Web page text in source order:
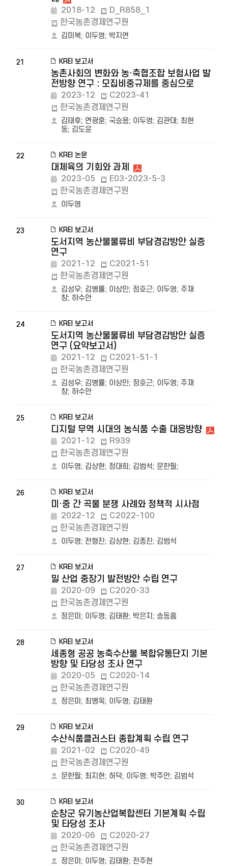
2018-12
D_R858_1
한국농촌경제연구원
김미복; 이두영; 박지연
21 KREI 보고서
농촌사회의 변화와 농·축협조합 보험사업 발
전방향 연구 : 모집비중규제를 중심으로
2023-12
C2023-41
한국농촌경제연구원
김태후; 연광훈; 국승용; 이두영; 김관대; 최현
동; 김도윤
22 KREI 논문
대체육의 기회와 과제
2023-05
E03-2023-5-3
한국농촌경제연구원
이두영
23 KREI 보고서
도서지역 농산물물류비 부담경감방안 실증
연구
2021-12
C2021-51
한국농촌경제연구원
김성우; 김병률; 이상민; 정호근; 이두영; 주재
창; 하수안
24 KREI 보고서
도서지역 농산물물류비 부담경감방안 실증
연구 (요약보고서)
2021-12
C2021-51-1
한국농촌경제연구원
김성우; 김병률; 이상민; 정호근; 이두영; 주재
창; 하수안
25 KREI 보고서
디지털 무역 시대의 농식품 수출 대응방향
2021-12
R939
한국농촌경제연구원
이두영; 김상현; 정대희 ; 김범석; 문한필;
26 KREI 보고서
미·중 간 곡물 분쟁 사례와 정책적 시사점
2022-12
C2022-100
한국농촌경제연구원
이두영; 전형진; 김상현; 김종진; 김범석
27 KREI 보고서
밀 산업 중장기 발전방안 수립 연구
2020-09
C2020-33
한국농촌경제연구원
정은미 ; 이두영; 김태환; 박은지 ; 송동흠
28 KREI 보고서
세종형 공공 농축수산물 복합유통단지 기본
방향 및 타당성 조사 연구
2020-05
C2020-14
한국농촌경제연구원
정은미 ; 최병옥; 이두영; 김태환
29 KREI 보고서
수산식품클러스터 종합계획 수립 연구
2021-02
C2020-49
한국농촌경제연구원
문한필; 최지현; 허덕; 이두영; 박주언; 김범석
30 KREI 보고서
순창군 유기농산업복합센터 기본계획 수립
및 타당성 조사
2020-06
C2020-27
한국농촌경제연구원
정은미 ; 이두영; 김태환; 전주현